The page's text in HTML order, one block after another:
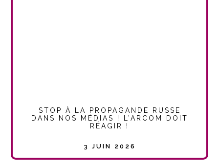
STOP À LA PROPAGANDE RUSSE
DANS NOS MÉDIAS ! L’ARCOM DOIT
RÉAGIR !
3 JUIN 2026